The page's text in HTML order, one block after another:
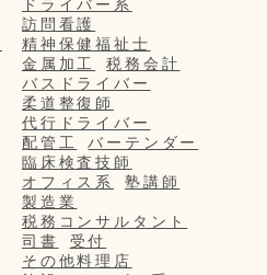
ドライバー系
訪問看護
精神保健福祉士
金属加工
税務会計
バスドライバー
柔道整復師
代行ドライバー
配管工
バーテンダー
臨床検査技師
オフィス系
塾講師
製造業
税務コンサルタント
司書
受付
その他料理店